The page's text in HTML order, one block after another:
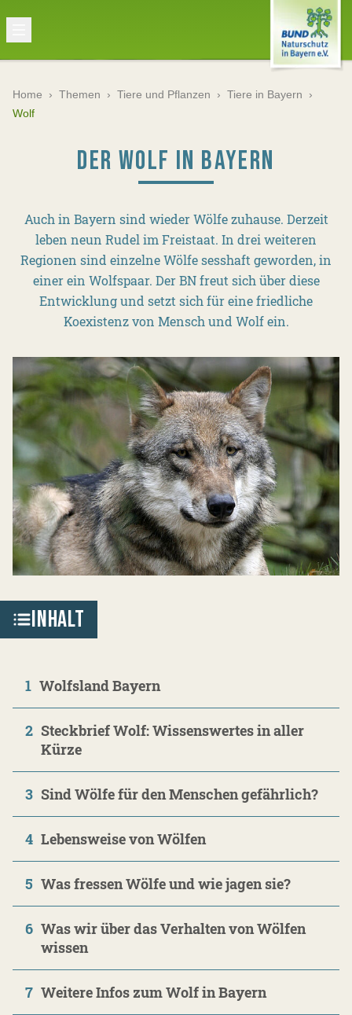
Home › Themen › Tiere und Pflanzen › Tiere in Bayern ›
Wolf
DER WOLF IN BAYERN
Auch in Bayern sind wieder Wölfe zuhause. Derzeit
leben neun Rudel im Freistaat. In drei weiteren
Regionen sind einzelne Wölfe sesshaft geworden, in
einer ein Wolfspaar. Der BN freut sich über diese
Entwicklung und setzt sich für eine friedliche
Koexistenz von Mensch und Wolf ein.
INHALT
1 Wolfsland Bayern
2 Steckbrief Wolf: Wissenswertes in aller
Kürze
3 Sind Wölfe für den Menschen gefährlich?
4 Lebensweise von Wölfen
5 Was fressen Wölfe und wie jagen sie?
6 Was wir über das Verhalten von Wölfen
wissen
7 Weitere Infos zum Wolf in Bayern